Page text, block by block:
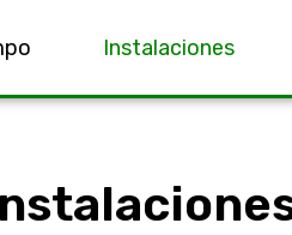
Instalaciones